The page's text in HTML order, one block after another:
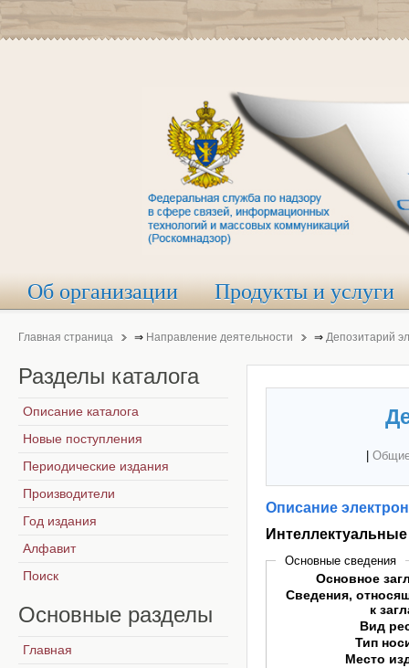
Об организации Продукты и услуги
Главная страница ⇒ Направление деятельности ⇒ Депозитарий
Описание
Основные сведения
Основное
Сведения,
к
Вид
Тип
Место
Разделы каталога
Описание каталога
Новые поступления
Периодические издания
Производители
Год издания
Алфавит
Поиск
Основные разделы
Главная